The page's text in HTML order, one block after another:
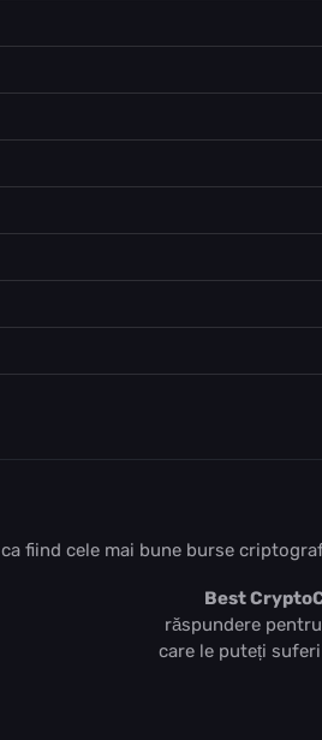
ca fiind cele mai bune burse
Best
răspundere
care le puteți